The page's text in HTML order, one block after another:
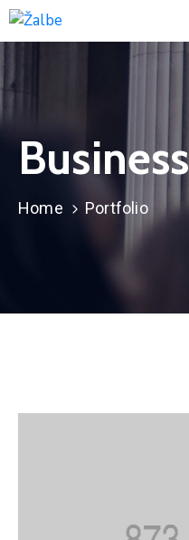
Pages
Portfolio
Contact
Business
Home Portfolio